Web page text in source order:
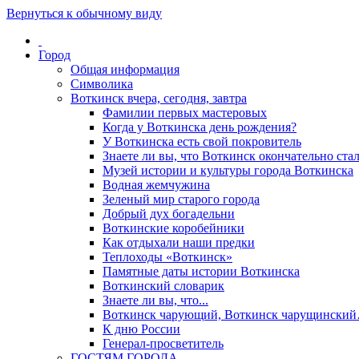
Вернуться к обычному виду
Город
Общая информация
Символика
Воткинск вчера, сегодня, завтра
Фамилии первых мастеровых
Когда у Воткинска день рождения?
У Воткинска есть свой покровитель
Знаете ли вы, что Воткинск окончательно
Музей истории и культуры города Воткинска
Водная жемчужина
Зеленый мир старого города
Добрый дух богадельни
Воткинские коробейники
Как отдыхали наши предки
Теплоходы «Воткинск»
Памятные даты истории Воткинска
Воткинский словарик
Знаете ли вы, что...
Воткинск чарующий, Воткинск
К дню России
Генерал-просветитель